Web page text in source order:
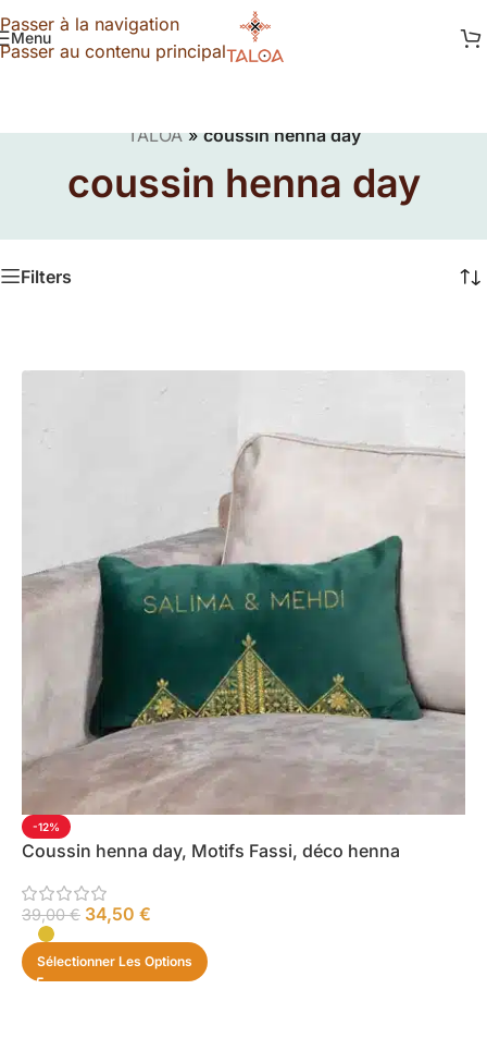
Passer à la navigation
Passer au contenu principal
Menu
TALOA»coussin henna day
coussin henna day
Filters
-12%
Coussin henna day, Motifs Fassi, déco henna
39,00€ 34,50 €
Sélectionner Les Options